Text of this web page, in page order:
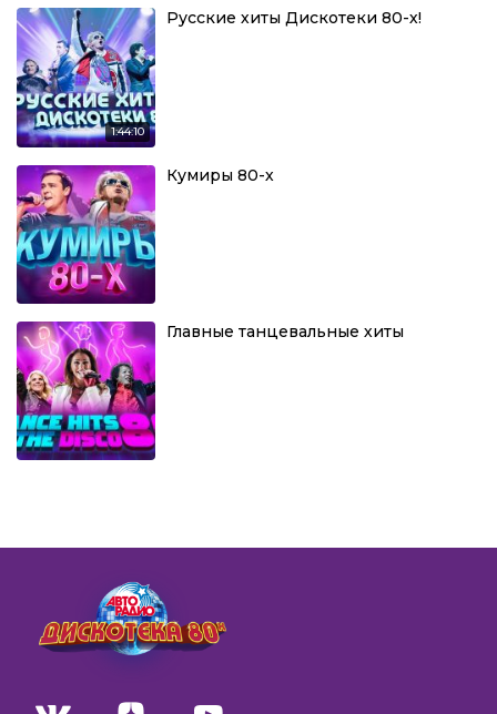
1:44:10
Русские хиты Дискотеки 80-х!
Кумиры 80-х
Главные танцевальные хиты